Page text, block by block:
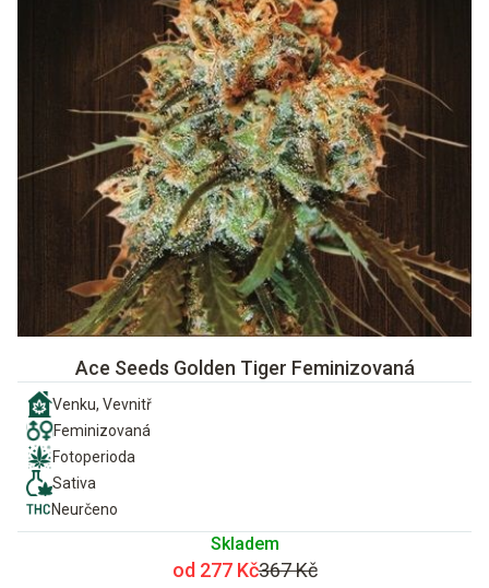
Ace Seeds Golden Tiger Feminizovaná
Venku, Vevnitř
Feminizovaná
Fotoperioda
Sativa
Neurčeno
Skladem
od 277 Kč367 Kč